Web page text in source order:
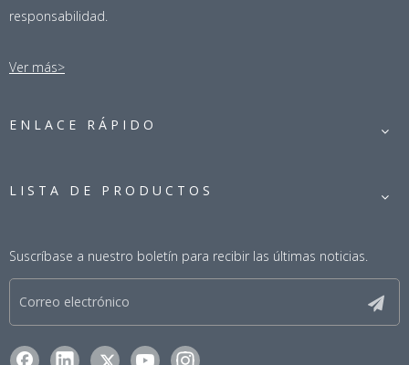
responsabilidad.
Ver más>
ENLACE RÁPIDO
LISTA DE PRODUCTOS
Suscríbase a nuestro boletín para recibir las últimas noticias.